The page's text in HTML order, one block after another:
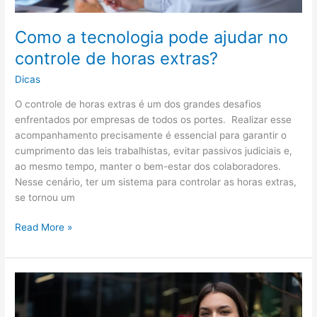
Como a tecnologia pode ajudar no
controle de horas extras?
Dicas
O controle de horas extras é um dos grandes desafios
enfrentados por empresas de todos os portes. Realizar esse
acompanhamento precisamente é essencial para garantir o
cumprimento das leis trabalhistas, evitar passivos judiciais e,
ao mesmo tempo, manter o bem-estar dos colaboradores.
Nesse cenário, ter um sistema para controlar as horas extras,
se tornou um
Como
tecnologia
pode
no
Read More »